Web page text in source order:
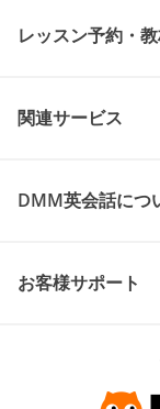
レッスン予約・
関連サービス
DMM英会話につ
お客様サポート